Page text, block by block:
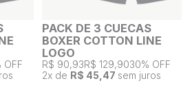
OFF
PACK DE 3 CUECAS
BOXER COTTON LINE
LOGO
R$ 90,93R$ 129,9030% OFF
2x de R$ 45,47 sem juros